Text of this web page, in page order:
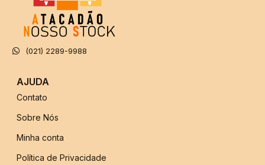
(021) 2289-9988
AJUDA
Contato
Sobre Nós
Minha conta
Política de Privacidade